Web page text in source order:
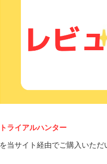
トライアルハンター
を当サイト経由でご購入いただ